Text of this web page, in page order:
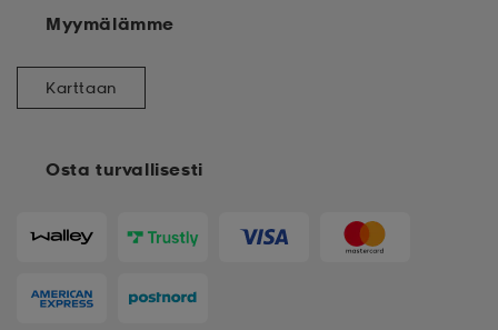
Osta turvallisesti
Myymälämme
Karttaan